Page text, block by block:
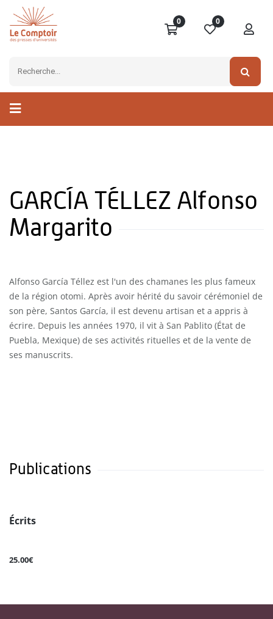
0 0
GARCÍA TÉLLEZ Alfonso
Margarito
Alfonso García Téllez est l'un des chamanes les plus fameux
de la région otomi. Après avoir hérité du savoir cérémoniel de
son père, Santos García, il est devenu artisan et a appris à
écrire. Depuis les années 1970, il vit à San Pablito (État de
Puebla, Mexique) de ses activités rituelles et de la vente de
ses manuscrits.
Publications
Écrits
25.00€